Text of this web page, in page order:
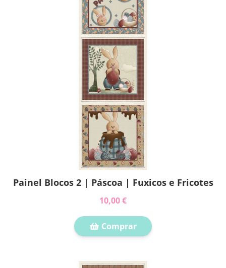
Painel Blocos 2 | Páscoa | Fuxicos e Fricotes
10,00 €
Comprar